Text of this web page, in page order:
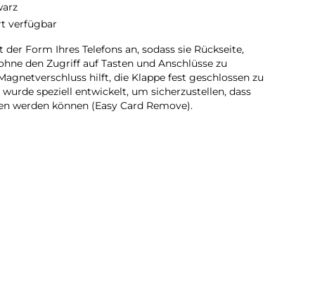
verfügbar
Form Ihres Telefons an, sodass sie Rückseite,
den Zugriff auf Tasten und Anschlüsse zu
hilft, die Klappe fest geschlossen zu
speziell entwickelt, um sicherzustellen, dass
werden können (Easy Card Remove).